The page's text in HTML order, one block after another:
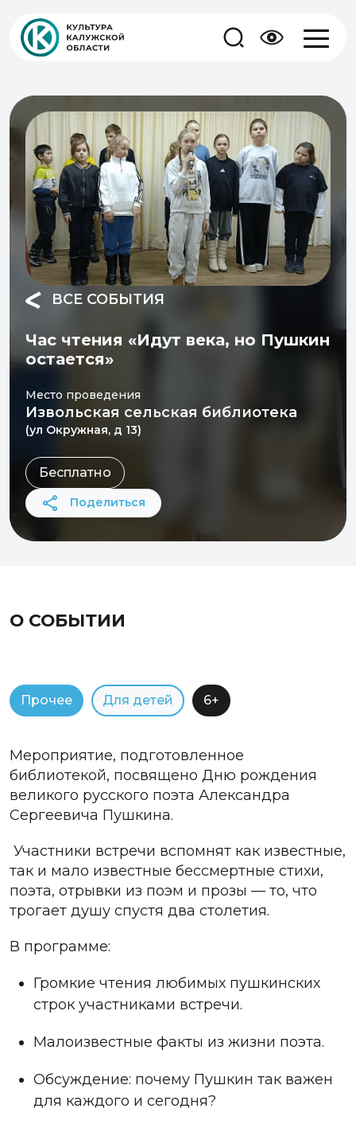
ВСЕ СОБЫТИЯ
Час чтения «Идут века, но Пушкин
остается»
Место проведения
Извольская сельская библиотека
(ул Окружная, д 13)
Бесплатно
Поделиться
О СОБЫТИИ
Прочее Для детей 6+
Мероприятие, подготовленное
библиотекой, посвящено Дню рождения
великого русского поэта Александра
Сергеевича Пушкина.
Участники встречи вспомнят как известные,
так и мало известные бессмертные стихи,
поэта, отрывки из поэм и прозы — то, что
трогает душу спустя два столетия.
В программе:
Громкие чтения любимых пушкинских
строк участниками встречи.
Малоизвестные факты из жизни поэта.
Обсуждение: почему Пушкин так важен
для каждого и сегодня?